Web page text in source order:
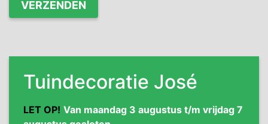
Tuindecoratie José
LET OP! Van maandag 3 augustus t/m vrijdag 7